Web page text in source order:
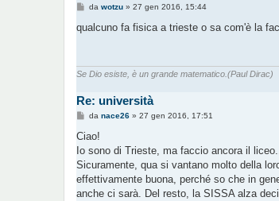
M
s
i
da wotzu» 27 gen 2016, 15:44
qualcuno fa fisica a trieste o sa com'è la
Se Dio esiste, è un grande matematico.(Paul Dirac)
Re: università
M
s
a
g
i
o
da nace26» 27 gen 2016, 17:51
Ciao!
Io sono di Trieste, ma faccio ancora il
Sicuramente, qua si vantano molto della
effettivamente buona, perché so che in
anche ci sarà. Del resto, la SISSA alza